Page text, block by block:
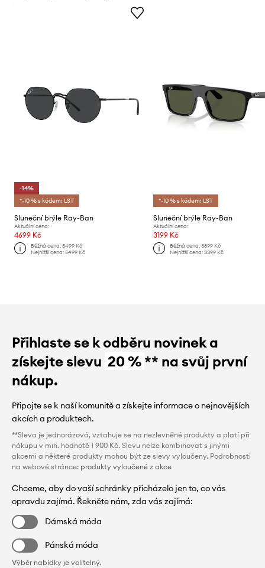
-14%
*-10 % s kódem: LST
Sluneční brýle Ray-Ban
Aktuální cena:
4699 Kč
Běžná cena:5499 Kč
Nejnižší cena:5499 Kč
*-10 % s kódem: LST
Sluneční brýle Ray-Ban
Aktuální cena:
3199 Kč
Běžná cena: 3899 Kč
Nejnižší cena: 3399 Kč
Přihlaste se k odběru novinek a
získejte slevu 20 %** na svůj první
nákup.
Připojte se k naší komunitě a získejte informace o nejnovějších
akcích a produktech.
**Sleva je jednorázová, vztahuje se na nezlevněné produkty a platí při
nákupu v min. hodnotě 1 900 Kč. Slevu nelze kombinovat s jinými
akcemi a některé produkty mohou být ze slevy vyloučeny. Podrobnosti
na webové stránce: produkty vyloučené z akce
Chceme, aby do vaší schránky přicházelo jen to, co vás
opravdu zajímá. Řekněte nám, zda vás zajímá:
Dámská móda
Pánská móda
Výběr nabídky je volitelný.